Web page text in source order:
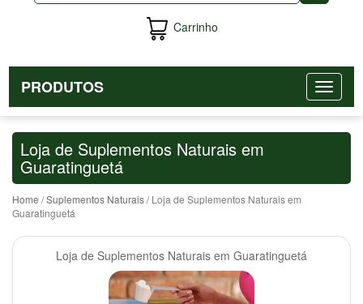
Carrinho
PRODUTOS
Loja de Suplementos Naturais em
Guaratinguetá
Home /Suplementos Naturais/ Loja de Suplementos Naturais em
Guaratinguetá
Loja de Suplementos Naturais em Guaratinguetá